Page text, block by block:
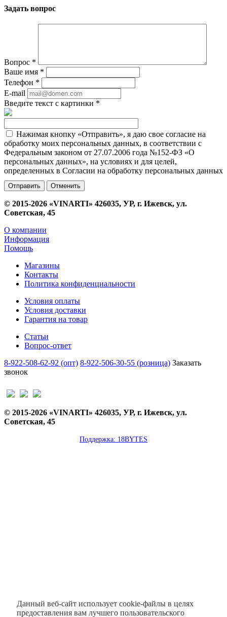
Задать вопрос
Вопрос *
Ваше имя *
Телефон *
E-mail
Введите текст с картинки *
Нажимая кнопку «Отправить», я даю свое согласие на
обработку моих персональных данных, в соответствии с
Федеральным законом от 27.07.2006 года №152-ФЗ «О
персональных данных», на условиях и для целей,
определенных в Согласии на обработку персональных данных
Отменить
© 2015-2026 «VINARTI» 426035, УР, г. Ижевск, ул.
Советская, 45
О компании
Информация
Помощь
Магазины
Контакты
Политика конфиденциальности
Условия оплаты
Условия доставки
Гарантия на товар
Статьи
Вопрос-ответ
8-922-508-62-92 (опт) 8-922-506-30-55 (розница) Заказать
звонок
© 2015-2026 «VINARTI» 426035, УР, г. Ижевск, ул.
Советская, 45
Поддержка: 18BYTES
Данный веб-сайт использует cookie-файлы в целях
предоставления вам лучшего пользовательского